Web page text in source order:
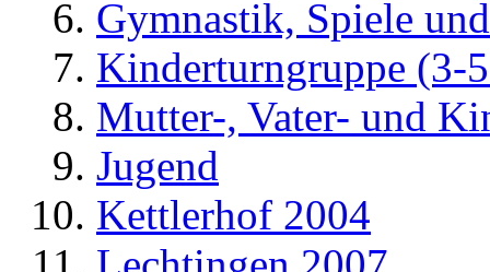
Gymnastik, Spiele
Kinderturngruppe (3-
Mutter-, Vater- und
Jugend
Kettlerhof 2004